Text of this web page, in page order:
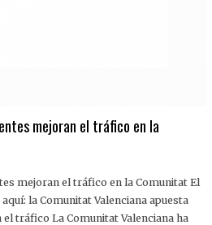
mejoran el tráfico en la
mejoran el tráfico en la Comunitat El
la Comunitat Valenciana apuesta
tráfico La Comunitat Valenciana ha